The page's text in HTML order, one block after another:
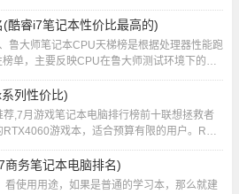
酷睿i7笔记本性价比最高的)
鲁大师笔记本CPU天梯榜是根据处理器性能跑
单，主要反映CPU在鲁大师测试环境下的表
在...
列性价比)
,7月游戏笔记本电脑排行榜前十联想拯救者
游戏本，适合预算有限的用户。ROG
...
商务笔记本电脑排名)
看使用用途，如果是普通的学习本，那么就建